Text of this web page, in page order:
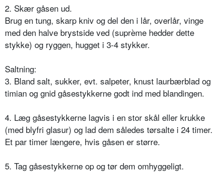
2. Skær gåsen ud.
Brug en tung, skarp kniv og del den i lår, overlår, vinge
med den halve brystside ved (suprème hedder dette
stykke) og ryggen, hugget i 3-4 stykker.
Saltning:
3. Bland salt, sukker, evt. salpeter, knust laurbærblad og
timian og gnid gåsestykkerne godt ind med blandingen.
4. Læg gåsestykkerne lagvis i en stor skål eller krukke
(med blyfri glasur) og lad dem således tørsalte i 24 timer.
Et par timer længere, hvis gåsen er større.
5. Tag gåsestykkerne op og tør dem omhyggeligt.